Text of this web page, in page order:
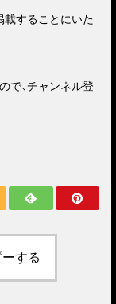
載することにいた
で、チャンネル登
する